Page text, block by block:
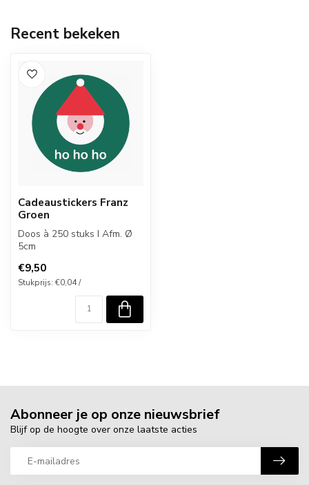
Recent bekeken
Cadeaustickers Franz
Groen
Doos à 250 stuks I Afm. Ø
5cm
€9,50
Stukprijs: €0,04 /
Abonneer je op onze nieuwsbrief
Blijf op de hoogte over onze laatste acties